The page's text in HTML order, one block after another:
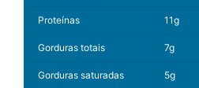
Proteínas 11g
Gorduras totais 7g
Gorduras saturadas 5g